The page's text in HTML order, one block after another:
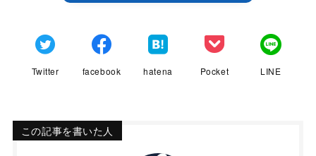
Twitter facebook hatena Pocket LINE
この記事を書いた人